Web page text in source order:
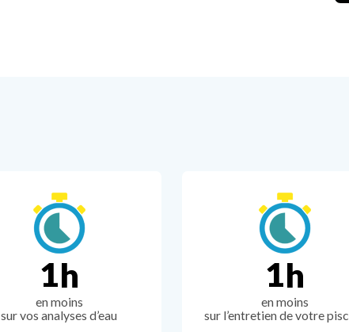
1
2
3
h
en moins
sur vos analyses d’eau
1h
en moins
sur l’entretien de votre